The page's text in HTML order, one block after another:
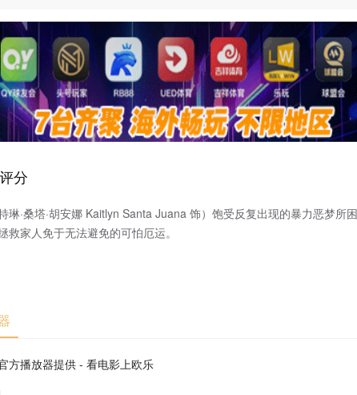
分
琳·桑塔·胡安娜 Kaitlyn Santa Juana 饰）饱受反复出现的暴力恶梦所
救家人免于无法避免的可怕厄运。
方播放器提供 - 看电影上欧乐